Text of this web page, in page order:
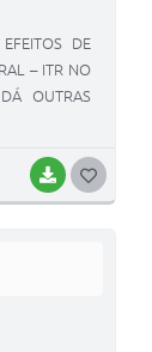
BAIXAR
DE
– ITR NO
OUTRAS